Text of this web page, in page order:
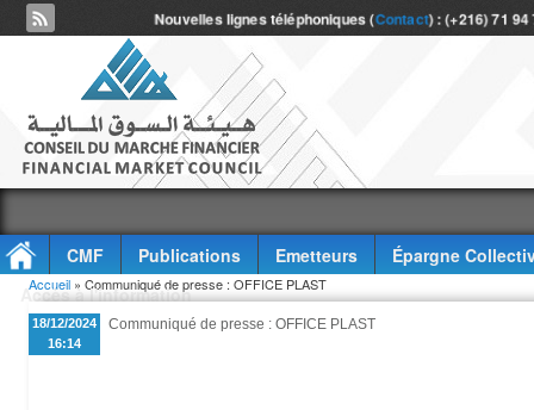
Nouvelles lignes téléphoniques (Contact) : (+216) 71
CMF Publications Emetteurs
Épargne
Accès à l'information
Vous êtes ici
Accueil » Communiqué de presse : OFFICE PLAST
18/12/2024
16:14
Communiqué de presse : OFFICE PLAST